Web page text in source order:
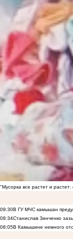
"Мусорка все растет и
09:30В ГУ МЧС камышан
08:34Станислав Зинченко
08:05В Камышине немного